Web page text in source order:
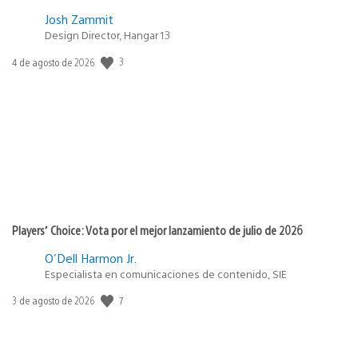
Josh Zammit
Design Director, Hangar 13
Fecha
4 de agosto de 2026 3
Players’ Choice: Vota por el mejor lanzamiento de julio de 2026
O'Dell Harmon Jr.
Especialista en comunicaciones de contenido, SIE
Fecha
3 de agosto de 2026 7